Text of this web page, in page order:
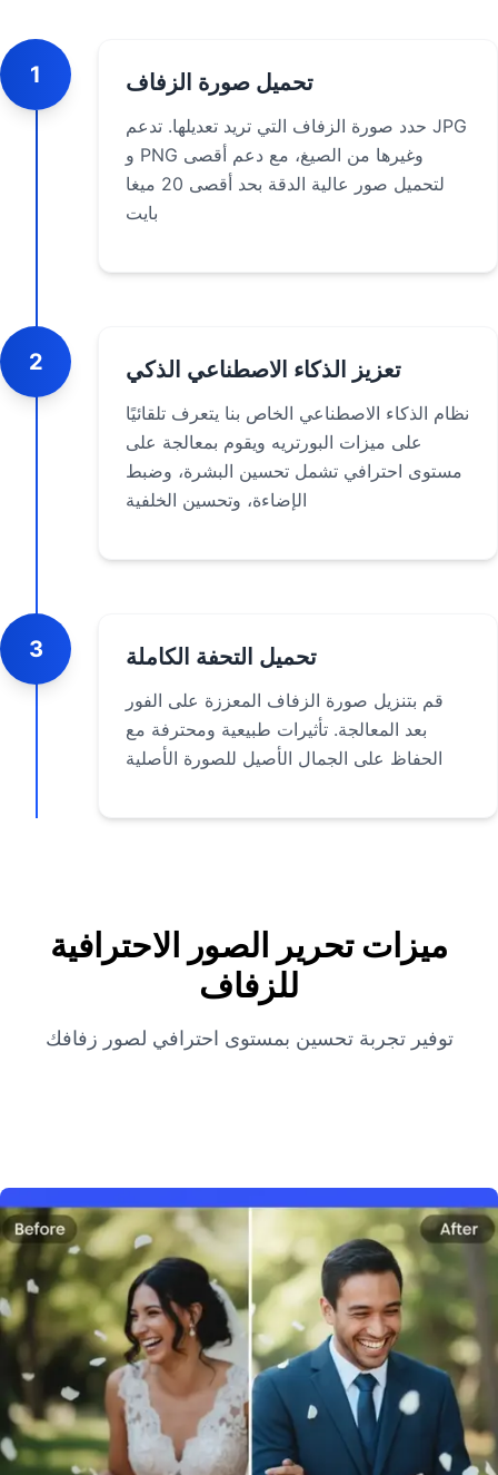
1 تحميل صورة الزفاف
حدد صورة الزفاف التي تريد تعديلها. تدعم JPG
و PNG وغيرها من الصيغ، مع دعم أقصى
لتحميل صور عالية الدقة بحد أقصى 20 ميغا
بايت
2 تعزيز الذكاء الاصطناعي الذكي
نظام الذكاء الاصطناعي الخاص بنا يتعرف تلقائيًا
على ميزات البورتريه ويقوم بمعالجة على
مستوى احترافي تشمل تحسين البشرة، وضبط
الإضاءة، وتحسين الخلفية
3 تحميل التحفة الكاملة
قم بتنزيل صورة الزفاف المعززة على الفور
بعد المعالجة. تأثيرات طبيعية ومحترفة مع
الحفاظ على الجمال الأصيل للصورة الأصلية
ميزات تحرير الصور الاحترافية
للزفاف
توفير تجربة تحسين بمستوى احترافي لصور زفافك